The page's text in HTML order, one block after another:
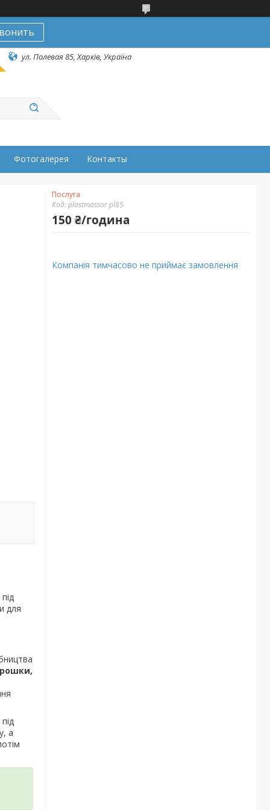
ул. Полевая 85, Харків, Україна
Фотогалерея Контакты
для
а
Послуга
Код:plastmassor pl85
150 ₴/година
Компанія тимчасово не приймає замовлення